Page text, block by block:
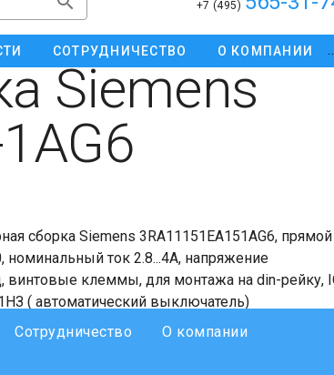
+7 (495)
СОТРУДНИЧЕСТВО О КОМПАНИИ
Siemens
сборка Siemens 3RA11151EA151AG6, прямой
номинальный ток 2.8...4A, напряжение
винтовые клеммы, для монтажа на din-рейку,
( автоматический выключатель)
Сотрудничество
О компании